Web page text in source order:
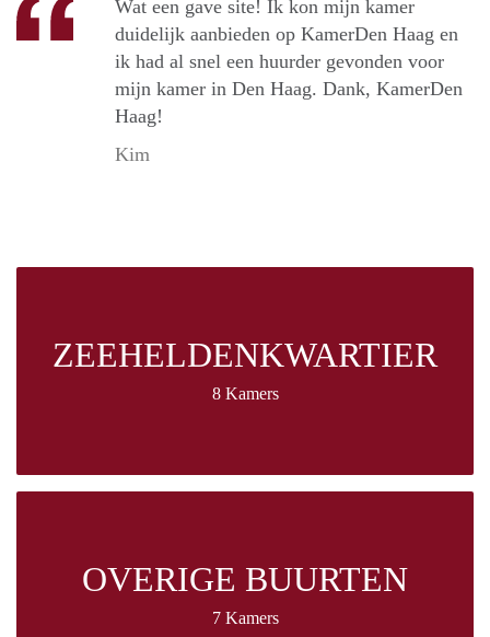
Wat een gave site! Ik kon mijn kamer
duidelijk aanbieden op KamerDen Haag en
ik had al snel een huurder gevonden voor
mijn kamer in Den Haag. Dank, KamerDen
Haag!
Kim
ZEEHELDENKWARTIER
8 Kamers
OVERIGE BUURTEN
7 Kamers